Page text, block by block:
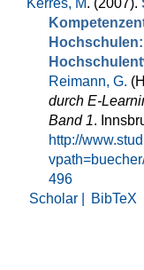
Kerres, M. (2007).
Reimann, G.
durch E-
Band 1.
http://
496
Scholar |
BibTeX